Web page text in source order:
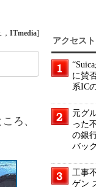
， ITmedia]
ろ、
アクセス
に賛
系IC
元グ
った
の銀
バッ
工事
ゲン